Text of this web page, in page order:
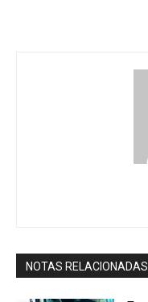
NOTAS RELACIONADAS